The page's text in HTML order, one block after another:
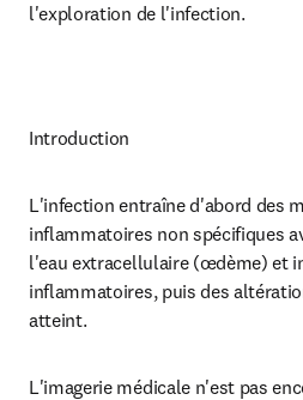
l'exploration de l'infection.
Introduction
L'infection entraîne d'abord des
inflammatoires non spécifiques
l'eau extracellulaire (œdème) et
inflammatoires, puis des
atteint.
L'imagerie médicale n'est pas